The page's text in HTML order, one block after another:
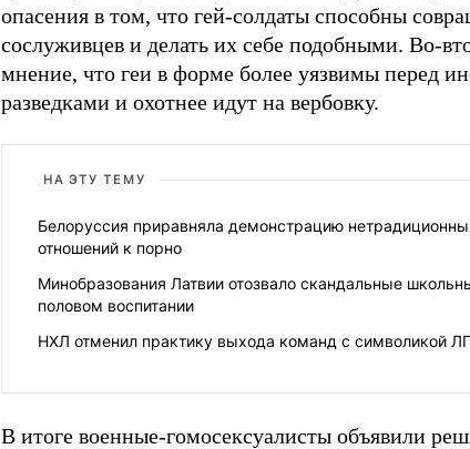
опасения в том, что гей-солдаты способны
сослуживцев и делать их себе подобными. Во-
мнение, что геи в форме более уязвимы перед
разведками и охотнее идут на вербовку.
НА ЭТУ ТЕМУ
Белоруссия приравняла демонстрацию
отношений к порно
Минобразования Латвии отозвало скандальные
половом воспитании
НХЛ отменил практику выхода команд с символикой
В итоге военные-гомосексуалисты объявили